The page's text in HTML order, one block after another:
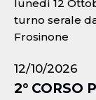
lunedì 12
turno serale
Frosinone
12/10/2026
2° CORSO